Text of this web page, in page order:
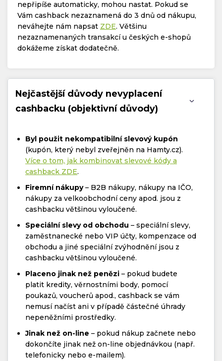
nepřipíše automaticky, mohou nastat. Pokud se
Vám cashback nezaznamená do 3 dnů od nákupu,
neváhejte nám napsat ZDE. Většinu
nezaznamenaných transakcí u českých e-shopů
dokážeme získat dodatečně.
Nejčastější důvody nevyplacení
cashbacku (objektivní důvody)
Byl použit nekompatibilní slevový kupón
(kupón, který nebyl zveřejněn na Hamty.cz).
Více o tom, jak kombinovat slevové kódy a
cashback ZDE.
Firemní nákupy– B2B nákupy, nákupy na IČO,
nákupy za velkoobchodní ceny apod. jsou z
cashbacku většinou vyloučené.
Speciální slevy od obchodu – speciální slevy,
zaměstnanecké nebo VIP účty, kompenzace od
obchodu a jiné speciální zvýhodnění jsou z
cashbacku většinou vyloučené.
Placeno jinak než penězi – pokud budete
platit kredity, věrnostními body, pomocí
poukazů, voucherů apod., cashback se vám
nemusí načíst ani v případě částečné úhrady
nepeněžními prostředky.
Jinak než on-line – pokud nákup začnete nebo
dokončíte jinak než on-line objednávkou (např.
telefonicky nebo e-mailem).